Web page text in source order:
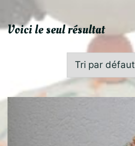
Voici le seul résultat